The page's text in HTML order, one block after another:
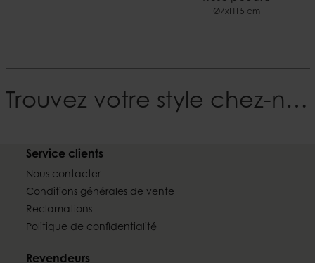
Ø7xH15 cm
Trouvez votre style chez-nous
Service clients
Nous contacter
Conditions générales de vente
Reclamations
Politique de confidentialité
Revendeurs